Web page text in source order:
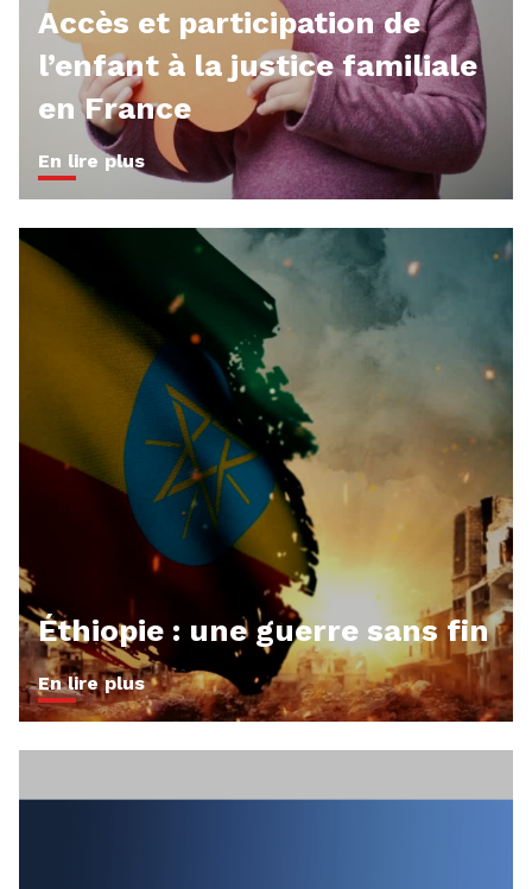
Accès et participation de
l’enfant à la justice familiale
en France
En lire plus
Éthiopie : une guerre sans fin
En lire plus